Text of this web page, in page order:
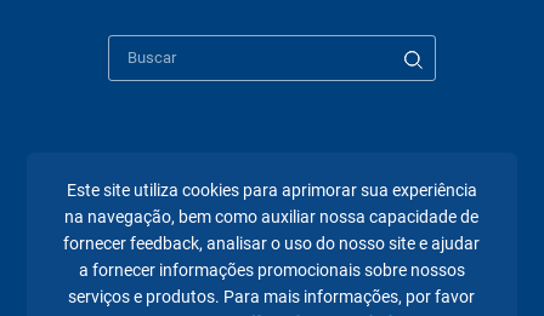
A Fecomércio PR
Sindicatos
Este site utiliza cookies para aprimorar sua experiência
na navegação, bem como auxiliar nossa capacidade de
fornecer feedback, analisar o uso do nosso site e ajudar
a fornecer informações promocionais sobre nossos
serviços e produtos. Para mais informações, por favor